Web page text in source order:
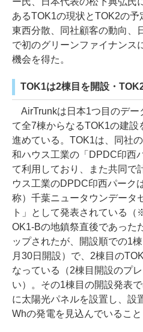
あるTOK1の現状とTOK2の
東西分散、同社顧客の動向、
で初のグリーンファイナンス
機会を得た。
TOK1は2棟目を開設・
AirTrunkは日本1つ目のデー
て全7棟からなるTOK1の建設
進めている。TOK1は、同社
和ハウス工業の「DPDC印西
て利用しており、また共同で
ウス工業のDPDC印西パーク
称）千葉ニュータウンデータ
ト」として発表されている
OK1-Bの地鎮祭直後であった
ップされたが、開設順での1
月30日開設）で、2棟目の
なっている（2棟目開設のプ
い）。その1棟目の開設発表
に太陽光パネルを設置し、設
Whの発電を見込んでいるこ